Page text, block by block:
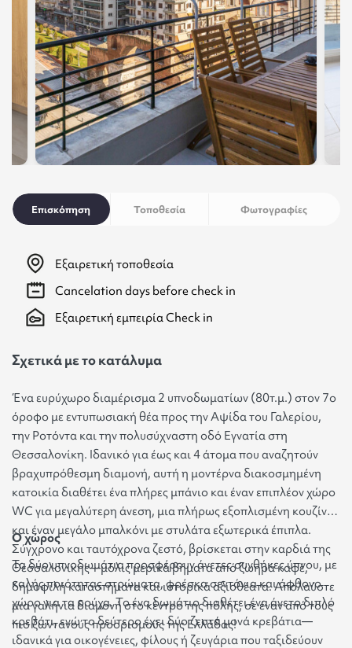
Επισκόπηση Τοποθεσία Φωτογραφίες
Εξαιρετική τοποθεσία
Cancelation days before check in
Εξαιρετική εμπειρία Check in
Σχετικά με το κατάλυμα
Ένα ευρύχωρο διαμέρισμα 2 υπνοδωματίων (80τ.μ.) στον 7ο
όροφο με εντυπωσιακή θέα προς την Αψίδα του Γαλερίου,
την Ροτόντα και την πολυσύχναστη οδό Εγνατία στη
Θεσσαλονίκη. Ιδανικό για έως και 4 άτομα που αναζητούν
βραχυπρόθεσμη διαμονή, αυτή η μοντέρνα διακοσμημένη
κατοικία διαθέτει ένα πλήρες μπάνιο και έναν επιπλέον χώρο
WC για μεγαλύτερη άνεση, μια πλήρως εξοπλισμένη κουζίνα
και έναν μεγάλο μπαλκόνι με στυλάτα εξωτερικά έπιπλα.
Σύγχρονο και ταυτόχρονα ζεστό, βρίσκεται στην καρδιά της
Θεσσαλονίκης—μόλις μερικά βήματα από ζωηρά καφέ,
δημοφιλή καταστήματα και ιστορικά αξιοθέατα. Απολαύστε
μια γαλήνια διαμονή στο κέντρο της πόλης, σε έναν από τους
πιο ζωντανούς προορισμούς της Ελλάδας!
Ο χώρος
Τα δύο υπνοδωμάτια προσφέρουν άνετες συνθήκες ύπνου, με
καλής ποιότητας στρώματα, φρέσκα σεντόνια και άφθονο
χώρο για τα ρούχα. Το ένα δωμάτιο διαθέτει ένα άνετο διπλό
κρεβάτι, ενώ το δεύτερο έχει δύο ζεστά μονά κρεβάτια—
ιδανικά για οικογένειες, φίλους ή ζευγάρια που ταξιδεύουν